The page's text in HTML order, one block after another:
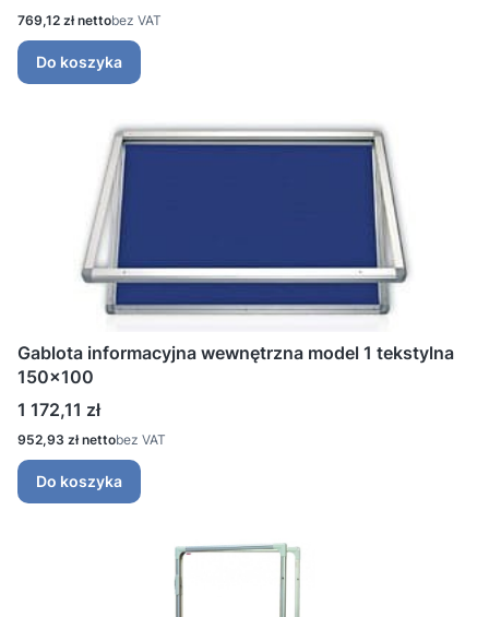
Cena
769,12 zł bez VAT
Do koszyka
Gablota informacyjna wewnętrzna model 1 tekstylna
150x100
Cena
1 172,11 zł
Cena
952,93 zł bez VAT
Do koszyka